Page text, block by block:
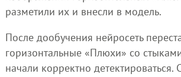
разметили их и внесли в модель.
После дообучения нейросеть
горизонтальные «Плюхи» со
начали корректно детектироваться.